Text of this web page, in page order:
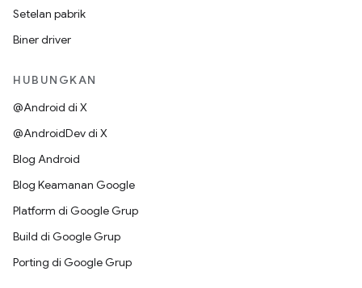
Setelan pabrik
Biner driver
HUBUNGKAN
@Android di X
@AndroidDev di X
Blog Android
Blog Keamanan Google
Platform di Google Grup
Build di Google Grup
Porting di Google Grup